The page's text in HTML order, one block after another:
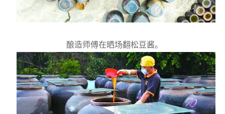
酿造师傅在晒场翻松豆酱。